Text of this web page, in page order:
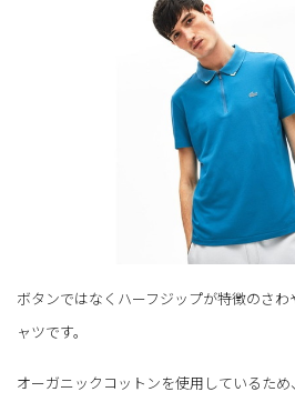
ボタンではなくハーフジップが特徴のさ
ャツです。
オーガニックコットンを使用しているため